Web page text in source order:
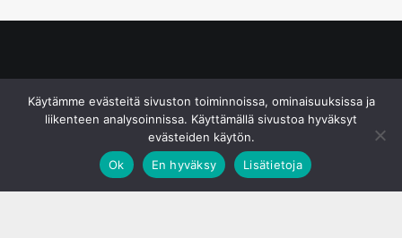
Käytämme evästeitä sivuston toiminnoissa, ominaisuuksissa ja
liikenteen analysoinnissa. Käyttämällä sivustoa hyväksyt
evästeiden käytön.
Ok
En hyväksy Lisätietoja